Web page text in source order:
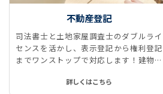
不動産登記
司法書士と土地家屋調査士のダブルライ
センスを活かし、表示登記から権利登記
までワンストップで対応します！建物表
記、抵当権抹消登記などをストレスなく
詳しくはこちら